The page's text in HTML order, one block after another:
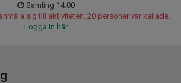
Samling 14:00
sig till aktiviteten. 20 personer var kallade.
Logga in här